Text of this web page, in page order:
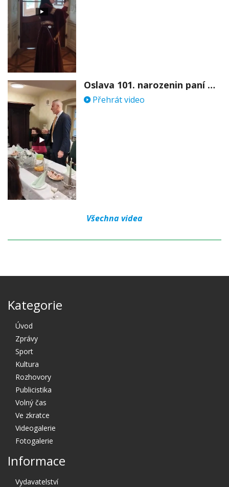
Oslava 101. narozenin paní Věry Skořepové
Přehrát video
Všechna videa
Kategorie
Úvod
Zprávy
Sport
Kultura
Rozhovory
Publicistika
Volný čas
Ve zkratce
Videogalerie
Fotogalerie
Informace
Vydavatelství